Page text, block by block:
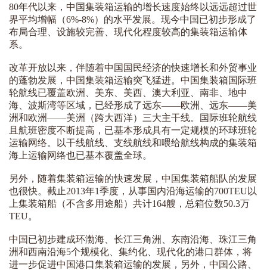
80年代以来，中国集装箱运输的增长速度始终以远远超过世
界平均增幅（6%-8%）的水平发展。现今中国已初步形成了
布局合理、设施较完善、现代化程度较高的集装箱运输体
系。
改革开放以来，伴随着中国国民经济的快速增长和外贸事业
的蓬勃发展，中国集装箱运输突飞猛进。中国集装箱国际班
轮航线已覆盖欧洲、美东、美西、澳大利亚、南非、地中
海、波斯湾等区域，已经形成了远东——欧洲、远东——美
洲和欧洲——美洲（跨大西洋）三大主干线。国际班轮航线
且航班密度不断提高，已基本形成具有一定规模的环球班轮
运输网络。以干线航线、支线航线和喂给航线构成的集装箱
海上运输网络也已基本覆盖全球。
另外，随着集装箱运输的快速发展，中国集装箱船队的发展
也很快。截止2013年1季度，从事国内沿海运输的700TEU以
上集装箱船（不含多用途船）共计164艘，总箱位数50.3万
TEU。
中国已初步建成环渤海、长江三角洲、东南沿海、珠江三角
洲和西南沿海5个规模化、集约化、现代化的港口群体，将
进一步促进中国港口集装箱运输的发展，另外，中国公路、